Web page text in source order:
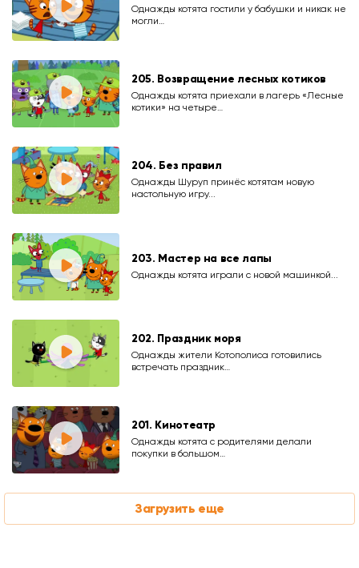
Однажды котята гостили у бабушки и никак не
могли…
205. Возвращение лесных котиков
Однажды котята приехали в лагерь «Лесные
котики» на четыре…
204. Без правил
Однажды Шуруп принёс котятам новую
настольную игру...
203. Мастер на все лапы
Однажды котята играли с новой машинкой...
202. Праздник моря
Однажды жители Котополиса готовились
встречать праздник…
201. Кинотеатр
Однажды котята с родителями делали
покупки в большом…
Загрузить еще